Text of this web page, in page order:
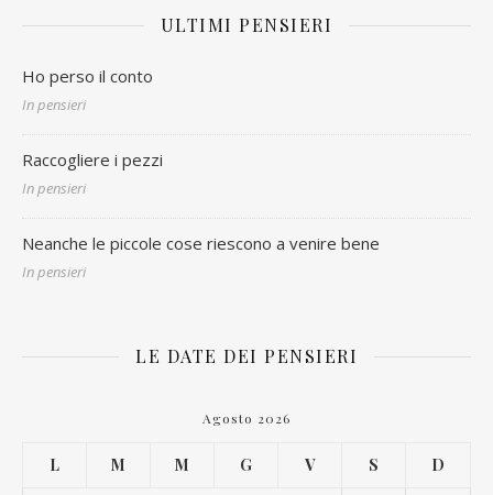
ULTIMI PENSIERI
Ho perso il conto
In pensieri
Raccogliere i pezzi
In pensieri
Neanche le piccole cose riescono a venire bene
In pensieri
LE DATE DEI PENSIERI
Agosto 2026
L M M G V S D